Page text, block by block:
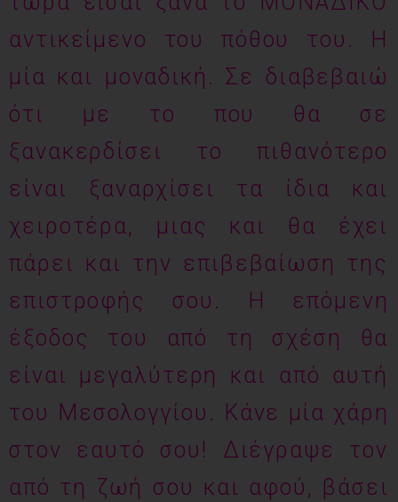
αντικείμενο του πόθου του. Η
μία και μοναδική. Σε διαβεβαιώ
ότι με το που θα σε
ξανακερδίσει το πιθανότερο
είναι ξαναρχίσει τα ίδια και
χειροτέρα, μιας και θα έχει
πάρει και την επιβεβαίωση της
επιστροφής σου. Η επόμενη
έξοδος του από τη σχέση θα
είναι μεγαλύτερη και από αυτή
του Μεσολογγίου. Κάνε μία χάρη
στον εαυτό σου! Διέγραψε τον
από τη ζωή σου και αφού, βάσει